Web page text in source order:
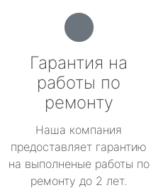
Гарантия на
работы по
ремонту
Наша компания
предоставляет гарантию
на выполненые работы по
ремонту до 2 лет.